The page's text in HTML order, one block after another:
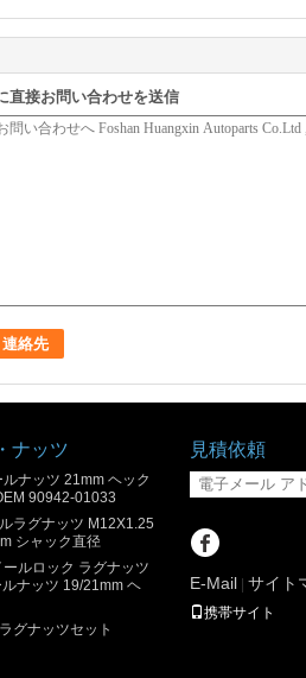
直接お問い合わせを送信
ナッツ
ナッツ 21mm ヘック
90942-01033
ラグナッツ M12X1.25
シャック直径
ルロック ラグナッツ
ナッツ 19/21mm ヘ
グナッツセット
見積依頼
E-Mail サイト
携帯サイト